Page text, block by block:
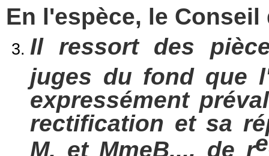
En l'espèce, le
Il ressort des
juges du fond que
expressément
rectification et sa
M. et MmeB..., de r